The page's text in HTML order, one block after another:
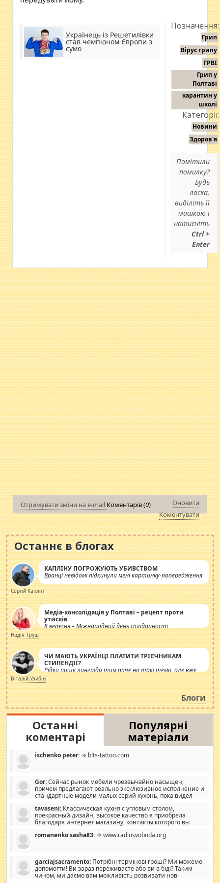
Українець із Решетилівки
став чемпіоном Європи з
сумо
Позначення:
Грип
Вірус грипу
ГРВІ
Грип у
Полтаві
карантин у
школі
Категорії:
Новини
Здоров'я
Помітили
помилку?
Будь
ласка,
виділіть її
мишкою і
натисніть
Ctrl +
Enter
Отримувати зміни на e-mail Коментарів (0)
Оновити
Коментувати
Останнє в блогах
КАПЛІНУ ПОГРОЖУЮТЬ УБИВСТВОМ
Вранці невідомі підкинули мені картинку-попередження
Сергій Каплін
Медіа-консолідація у Полтаві – рецепт проти
утисків
8 вересня – Міжнародний день солідарності
журналістів.
Надія Труш
ЧИ МАЮТЬ УКРАЇНЦІ ПЛАТИТИ ТРІЄЧНИКАМ
СТИПЕНДІЇ?
Рідко пишу лонгріди тим паче на такі теми, але вже
просто дістало! Обурюють сьогоднішні інсенуації
навколо стипендіального питання. Штучно
роздувається ще одна соціальна катастрофа.
Віталій Улибін
Блоги
Останні
коментарі
Популярні
матеріали
ischenko peter: ⇒ blts-tattoo.com
Gor:Сейчас рынок мебели чрезвычайно насыщен,
причем предлагают реально эксклюзивное исполнение и
стандартные модели малых серий кухонь, пока видел
стандартные формы, в MebelOk, креативненько и что главное -
со вкусом все в порядке, без ненужных наворотов удорожающих
мебель, а это не последний фактор.
tavaseni: Классическая кухня с угловым столом,
прекрасный дизайн, высокое качество я приобрела
благодаря интернет магазину, контакты которого вы
romanenko sasha83: ⇒ www.radiosvoboda.org
garciajsacramento: Потрібні термінові гроші? Ми можемо
допомогти! Ви зараз переживаєте або ви в біді? Таким
чином, ми даємо вам можливість розвивати нові